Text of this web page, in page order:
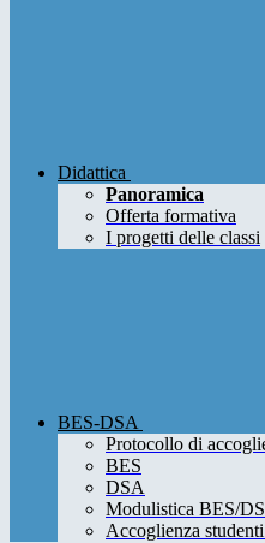
Didattica
Panoramica
Offerta formativa
I progetti delle classi
BES-DSA
Protocollo di
BES
DSA
Modulistica BES/
Accoglienza